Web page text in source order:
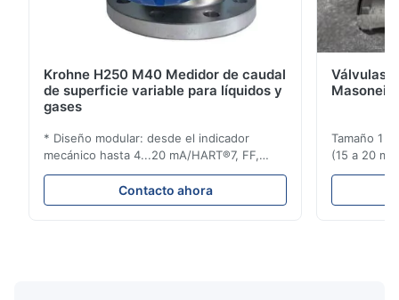
Krohne H250 M40 Medidor de caudal
de superficie variable para líquidos y
gases
* Diseño modular: desde el indicador
mecánico hasta 4...20 mA/HART®7, FF,
Profibus-PA y totalizador * Cualquier
posición de instalación: vertical, horizontal
o en tuberías descendentes * Flange:
Contacto ahora
Válvulas
Tamaño 1
(15 a 20
ensayo de